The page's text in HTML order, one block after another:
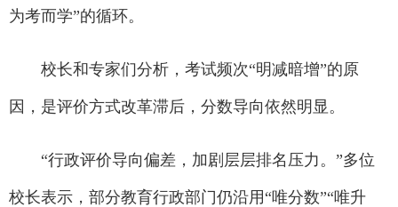
为考而学”的循环。
校长和专家们分析，考试频次“明减暗增”的原
因，是评价方式改革滞后，分数导向依然明显。
“行政评价导向偏差，加剧层层排名压力。”多位
校长表示，部分教育行政部门仍沿用“唯分数”“唯升